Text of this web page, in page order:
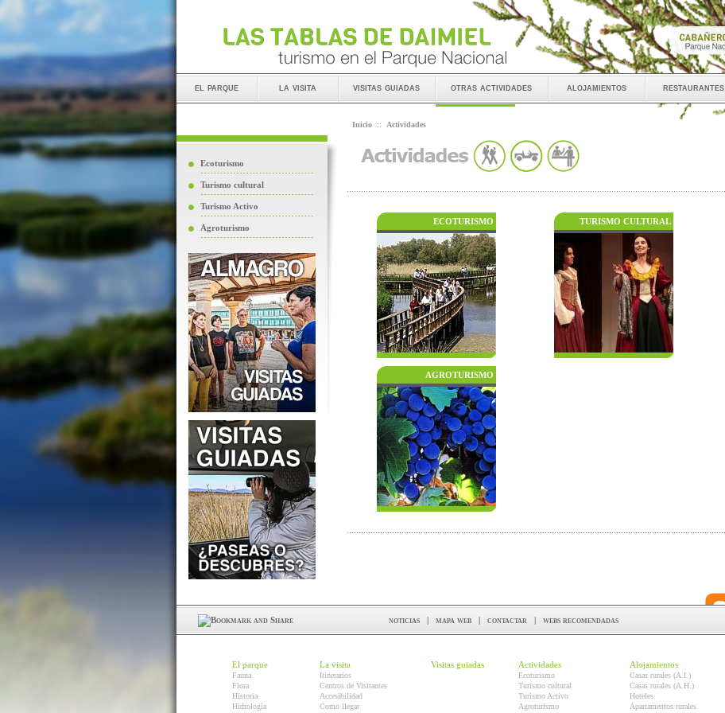
el parque la visita visitas guiadas otras actividades alojamientos restaurantes
Ecoturismo
Turismo cultural
Turismo Activo
Agroturismo
Inicio :: Actividades
ECOTURISMO TURISMO CULTURAL
AGROTURISMO
noticias | mapa web | contactar | webs recomendadas
El parque
Fauna
Flora
Historia
Hidrología
La visita
Itinerarios
Centros de Visitantes
Accesibilidad
Como llegar
Visitas guiadas Actividades
Ecoturismo
Turismo cultural
Turismo Activo
Agroturismo
Alojamientos
Casas rurales (A.I.)
Casas rurales (A.H.)
Hoteles
Apartamentos rurales